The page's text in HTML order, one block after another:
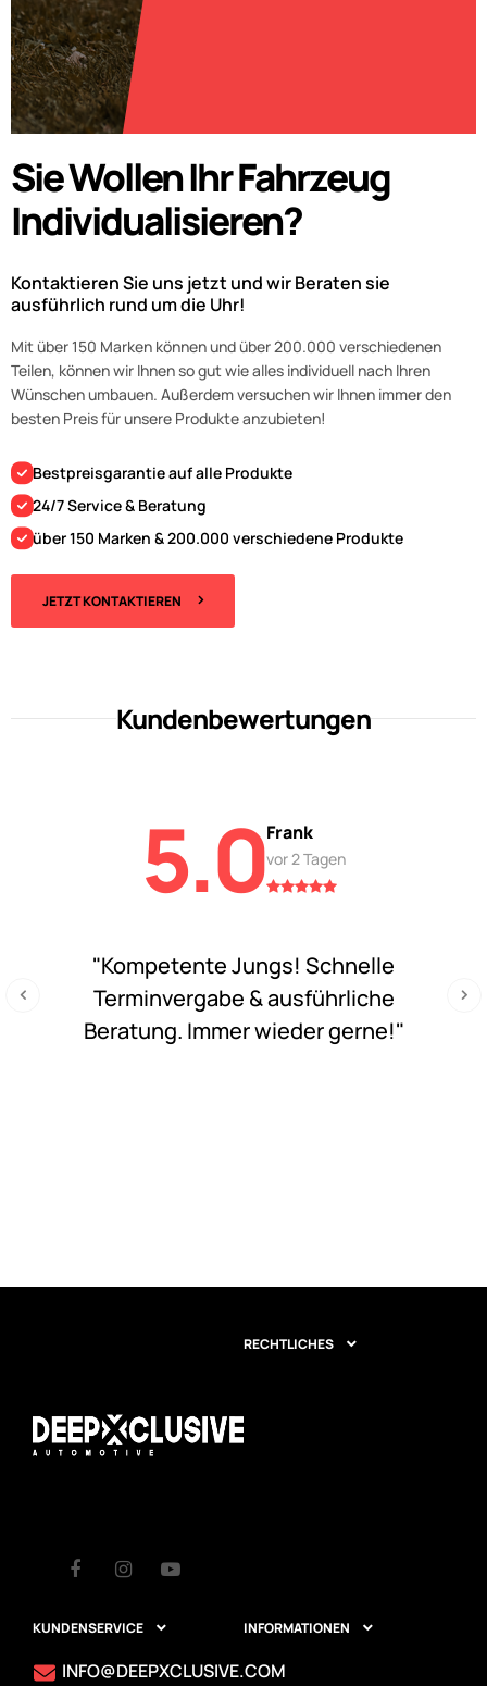
Sie Wollen Ihr Fahrzeug
Individualisieren?
Kontaktieren Sie uns jetzt und wir Beraten sie
ausführlich rund um die Uhr!
Mit über 150 Marken können und über 200.000 verschiedenen
Teilen, können wir Ihnen so gut wie alles individuell nach Ihren
Wünschen umbauen. Außerdem versuchen wir Ihnen immer den
besten Preis für unsere Produkte anzubieten!
Bestpreisgarantie auf alle Produkte
24/7 Service & Beratung
über 150 Marken & 200.000 verschiedene Produkte
JETZT KONTAKTIEREN
Kundenbewertungen
5.0Frank
vor 2 Tagen
"Kompetente Jungs! Schnelle
Terminvergabe & ausführliche
Beratung. Immer wieder gerne!"
FacebookInstagram
RECHTLICHES 
KUNDENSERVICE  INFORMATIONEN 
INFO@DEEPXCLUSIVE.COM